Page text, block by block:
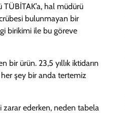
TÜBİTAK’a, hal müdürü
bulunmayan bir
birikimi ile bu göreve
bir ürün. 23,5 yıllık iktidarın
her şey bir anda tertemiz
zarar ederken, neden tabela